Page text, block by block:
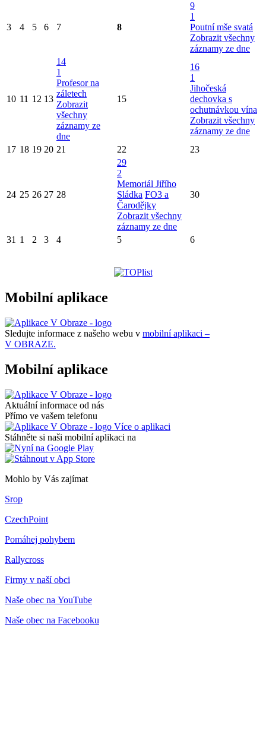
3 4 5 6 7 8
9
1
Poutní mše svatá
Zobrazit všechny
záznamy ze dne
10 11 12 13
14
1
Profesor na
záletech
Zobrazit
všechny
záznamy ze
dne
15
16
1
Jihočeská
dechovka s
ochutnávkou vína
Zobrazit všechny
záznamy ze dne
17 18 19 20 21 22 23
24 25 26 27 28
29
2
Memoriál Jiřího
Sládka FO3 a
Čarodějky
Zobrazit všechny
záznamy ze dne
30
31 1 2 3 4 5 6
Mobilní aplikace
Sledujte informace z našeho webu v mobilní aplikaci –
V OBRAZE.
Mobilní aplikace
Aktuální informace od nás
Přímo ve vašem telefonu
Více o aplikaci
Stáhněte si naši mobilní aplikaci na
Mohlo by Vás zajímat
Srop
CzechPoint
Pomáhej pohybem
Rallycross
Firmy v naší obci
Naše obec na YouTube
Naše obec na Facebooku